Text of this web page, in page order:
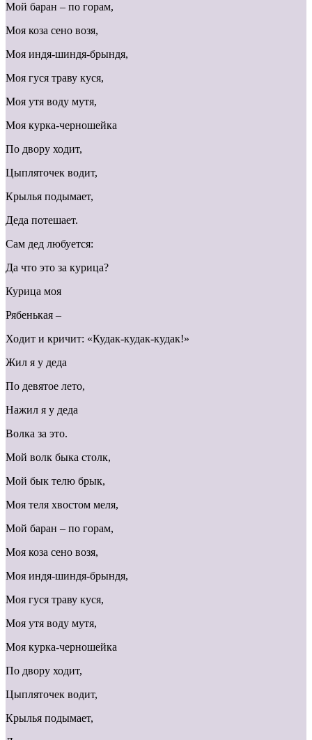
Мой баран – по горам,
Моя коза сено возя,
Моя индя-шиндя-брындя,
Моя гуся траву куся,
Моя утя воду мутя,
Моя курка-черношейка
По двору ходит,
Цыпляточек водит,
Крылья подымает,
Деда потешает.
Сам дед любуется:
Да что это за курица?
Курица моя
Рябенькая –
Ходит и кричит: «Кудак-кудак-кудак!»
Жил я у деда
По девятое лето,
Нажил я у деда
Волка за это.
Мой волк быка столк,
Мой бык телю брык,
Моя теля хвостом меля,
Мой баран – по горам,
Моя коза сено возя,
Моя индя-шиндя-брындя,
Моя гуся траву куся,
Моя утя воду мутя,
Моя курка-черношейка
По двору ходит,
Цыпляточек водит,
Крылья подымает,